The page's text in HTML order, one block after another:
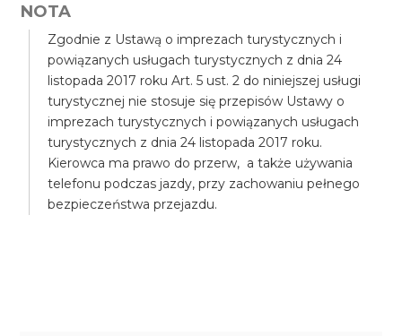
NOTA
Zgodnie z Ustawą o imprezach turystycznych i
powiązanych usługach turystycznych z dnia 24
listopada 2017 roku Art. 5 ust. 2 do niniejszej usługi
turystycznej nie stosuje się przepisów Ustawy o
imprezach turystycznych i powiązanych usługach
turystycznych z dnia 24 listopada 2017 roku.
Kierowca ma prawo do przerw, a także używania
telefonu podczas jazdy, przy zachowaniu pełnego
bezpieczeństwa przejazdu.